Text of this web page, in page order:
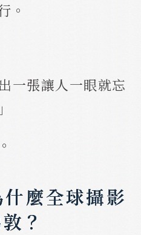
。
一張讓人一眼就忘
麼全球攝影
？